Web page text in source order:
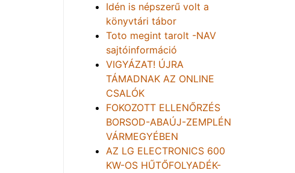
Idén is népszerű volt a
könyvtári tábor
Toto megint tarolt -NAV
sajtóinformáció
VIGYÁZAT! ÚJRA
TÁMADNAK AZ ONLINE
CSALÓK
FOKOZOTT ELLENŐRZÉS
BORSOD-ABAÚJ-ZEMPLÉN
VÁRMEGYÉBEN
AZ LG ELECTRONICS 600
KW-OS HŰTŐFOLYADÉK-